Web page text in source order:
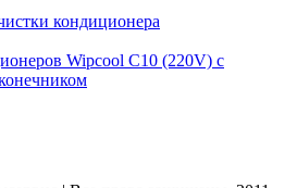
кондиционера
Wipcool C10 (220V) с